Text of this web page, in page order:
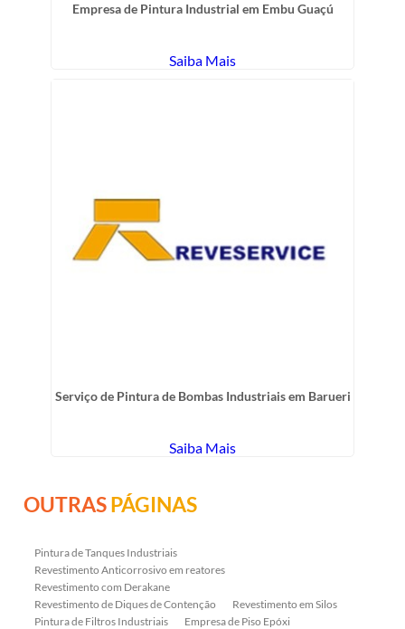
Empresa de Pintura Industrial em Embu Guaçú
Saiba Mais
Serviço de Pintura de Bombas Industriais em Barueri
Saiba Mais
OUTRASPÁGINAS
Pintura de Tanques Industriais
Revestimento Anticorrosivo em reatores
Revestimento com Derakane
Revestimento de Diques de Contenção
Revestimento em Silos
Pintura de Filtros Industriais
Empresa de Piso Epóxi